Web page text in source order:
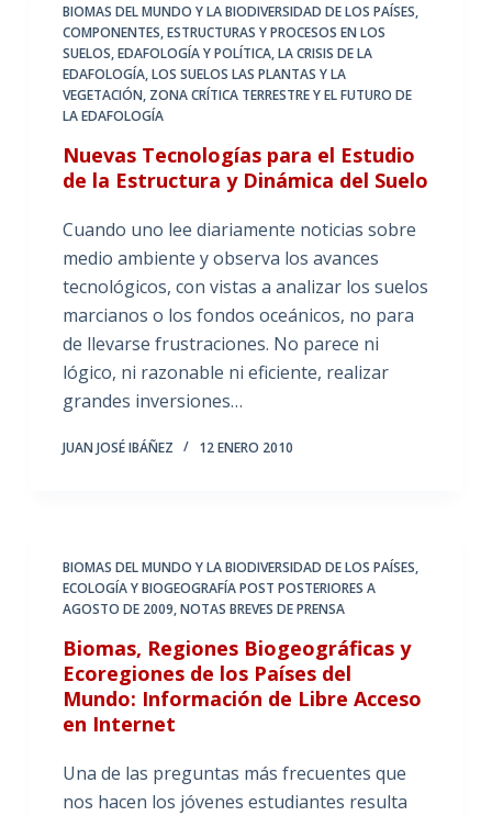
BIOMAS DEL MUNDO Y LA BIODIVERSIDAD DE LOS PAÍSES,
COMPONENTES, ESTRUCTURAS Y PROCESOS EN LOS
SUELOS,EDAFOLOGÍA Y POLÍTICA,LA CRISIS DE LA
EDAFOLOGÍA,LOS SUELOS LAS PLANTAS Y LA
VEGETACIÓN, ZONA CRÍTICA TERRESTRE Y EL FUTURO DE
LA EDAFOLOGÍA
Nuevas Tecnologías para el Estudio
de la Estructura y Dinámica del Suelo
Cuando uno lee diariamente noticias sobre
medio ambiente y observa los avances
tecnológicos, con vistas a analizar los suelos
marcianos o los fondos oceánicos, no para
de llevarse frustraciones. No parece ni
lógico, ni razonable ni eficiente, realizar
grandes inversiones…
JUAN JOSÉ IBÁÑEZ 12 ENERO 2010
BIOMAS DEL MUNDO Y LA BIODIVERSIDAD DE LOS PAÍSES,
ECOLOGÍA Y BIOGEOGRAFÍA POST POSTERIORES A
AGOSTO DE 2009,NOTAS BREVES DE PRENSA
Biomas, Regiones Biogeográficas y
Ecoregiones de los Países del
Mundo: Información de Libre Acceso
en Internet
Una de las preguntas más frecuentes que
nos hacen los jóvenes estudiantes resulta